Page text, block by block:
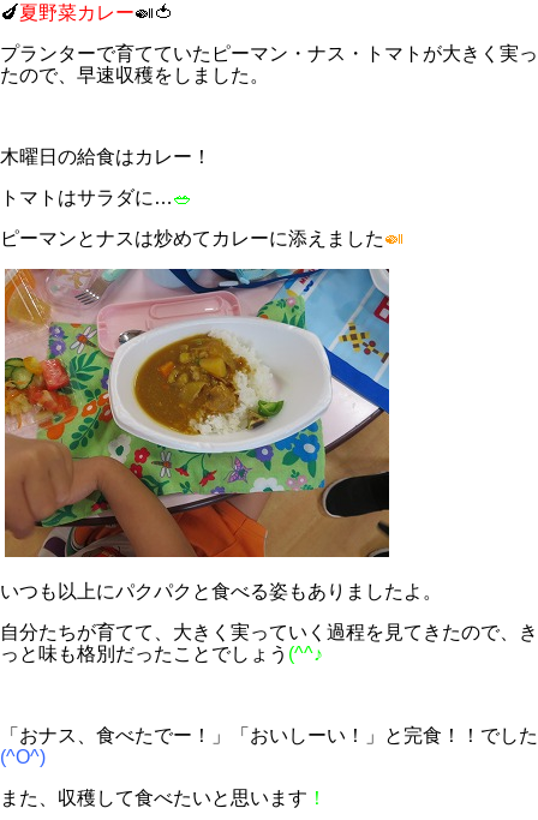
🍆夏野菜カレー🍛🍅
プランターで育てていたピーマン・ナス・トマトが大きく実っ
たので、早速収穫をしました。
木曜日の給食はカレー！
トマトはサラダに…🥗
ピーマンとナスは炒めてカレーに添えました🍛
いつも以上にパクパクと食べる姿もありましたよ。
自分たちが育てて、大きく実っていく過程を見てきたので、き
っと味も格別だったことでしょう (^^♪
「おナス、食べたでー！」「おいしーい！」と完食！！でした
(^O^)
また、収穫して食べたいと思います ！